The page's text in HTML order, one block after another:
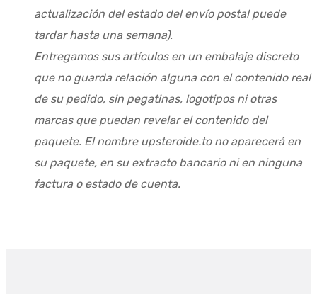
actualización del estado del envío postal puede
tardar hasta una semana).
Entregamos sus artículos en un embalaje discreto
que no guarda relación alguna con el contenido real
de su pedido, sin pegatinas, logotipos ni otras
marcas que puedan revelar el contenido del
paquete. El nombre upsteroide.to no aparecerá en
su paquete, en su extracto bancario ni en ninguna
factura o estado de cuenta.